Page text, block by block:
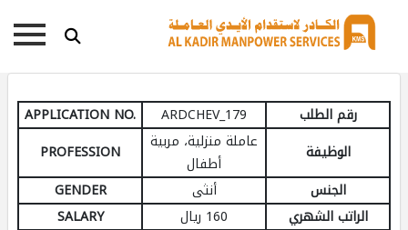
رقم الطلب ARDCHEV_179
APPLICATION NO.
الوظيفة
عاملة منزلية، مربية
أطفال
PROFESSION
الجنس
أنثى
GENDER
الراتب الشهري
160 ريال
SALARY